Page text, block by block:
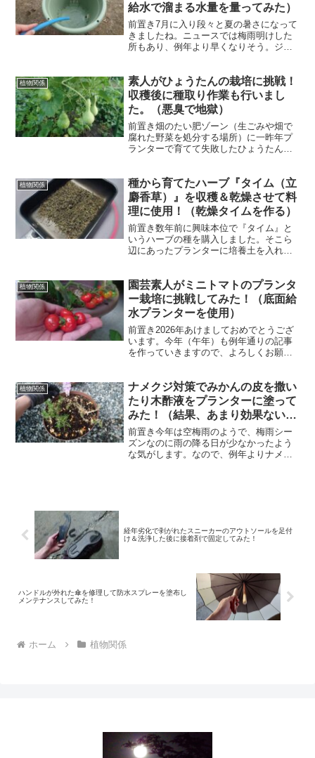
給水で溜まる水量を量ってみた）
前置き7月に入り段々と夏の暑さになって
きましたね。ニュースでは梅雨明けした
所もあり、例年より早くなりそう。ジメ
が変わりますが、今年はサツマイモ以外
の野菜作りにも...
植物関係
素人がひょうたんの栽培に挑戦！
収穫後に種取り作業も行いまし
た。（悪臭で地獄）
前置き畑のたい肥ゾーン（生ごみや畑で
腐れた野菜を処分する場所）に一昨年プ
ランターで育てて失敗したひょうたんを
と思ってた！これは、リベンジするしか
ないない！まぁ、面倒...
植物関係
種から育てたハーブ『タイム（立
麝香草）』を収穫＆乾燥させて料
理に使用！（乾燥タイムを作る）
前置き数年前に興味本位で『タイム』と
いうハーブの種を購入しました。そこら
辺にあったプランターに培養土を入れて
ムは和名だと『立麝香草（タチジャコウ
ソウ）』というみたい...
植物関係
園芸素人がミニトマトのプランタ
ー栽培に挑戦してみた！（底面給
水プランターを使用）
前置き2026年あけましておめでとうござ
います。今年（午年）も例年通りの記事
を作っていきますので、よろしくお願い
きたかったのですが福袋が売って無かっ
たので、去年...
植物関係
ナメクジ対策でみかんの皮を撒い
たり木酢液をプランターに塗って
みた！（結果、あまり効果ないか
も）
前置き今年は空梅雨のようで、梅雨シー
ズンなのに雨の降る日が少なかったよう
な気がします。なので、例年よりナメク
経年劣化で剥がれたスニーカーのアウトソールを足付
け＆洗浄した後に接着剤で固定してみた！
ハンドルが外れた傘を修理して防水スプレーを塗布し
メンテナンスしてみた！
ホーム 植物関係